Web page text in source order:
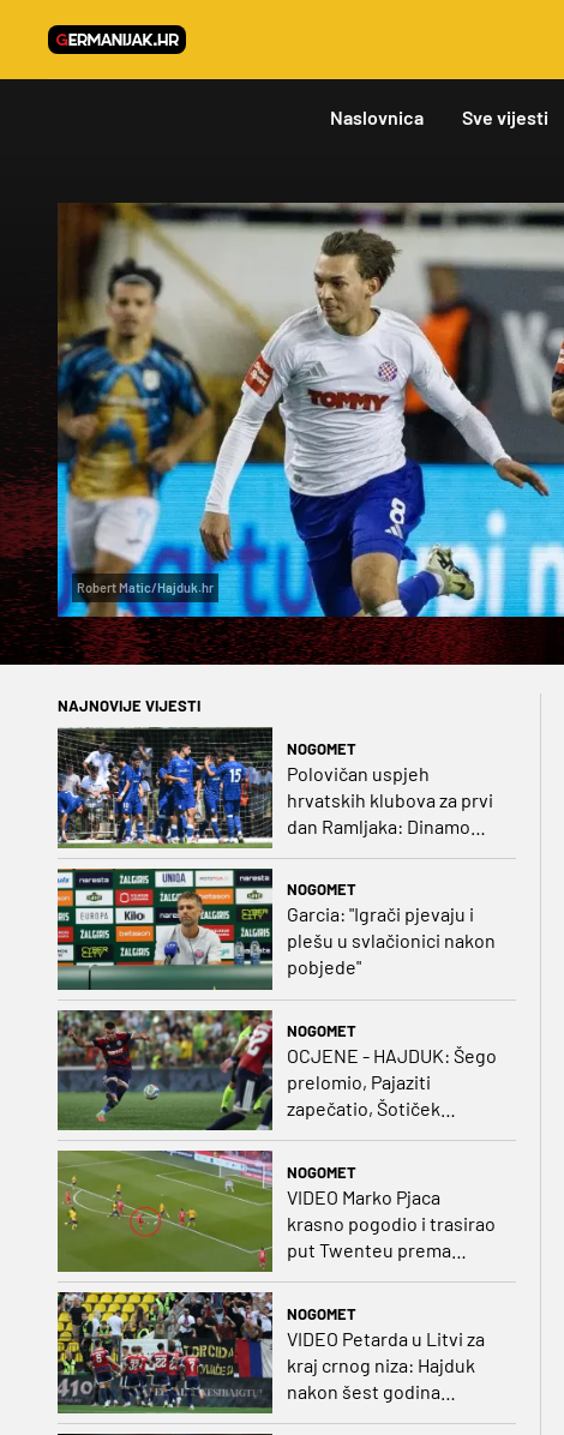
Naslovnica Sve vijesti
Robert Matic/Hajduk.hr
NAJNOVIJE VIJESTI
NOGOMET
Polovičan uspjeh
hrvatskih klubova za prvi
dan Ramljaka: Dinamo
NOGOMET
Garcia: "Igrači pjevaju i
plešu u svlačionici nakon
pobjede"
NOGOMET
OCJENE - HAJDUK: Šego
prelomio, Pajaziti
zapečatio, Šotiček
oduševio u predstavi
NOGOMET
VIDEO Marko Pjaca
krasno pogodio i trasirao
put Twenteu prema
važnoj pobjedi
NOGOMET
VIDEO Petarda u Litvi za
kraj crnog niza: Hajduk
nakon šest godina